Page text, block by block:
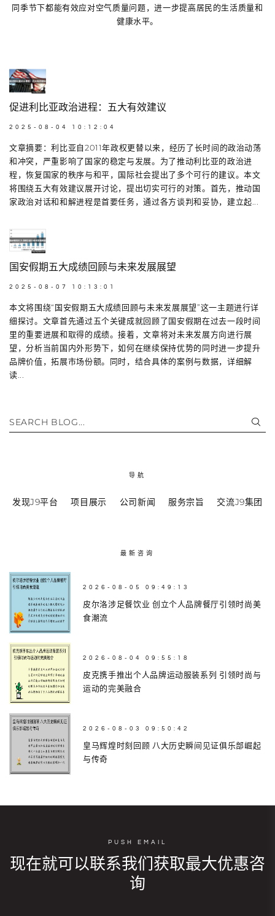
同季节下都能有效应对空气质量问题，进一步提高居民的生活质量和
健康水平。
促进利比亚政治进程：五大有效建议
2025-08-04 10:12:04
文章摘要：利比亚自2011年政权更替以来，经历了长时间的政治动荡
和冲突，严重影响了国家的稳定与发展。为了推动利比亚的政治进
程，恢复国家的秩序与和平，国际社会提出了多个可行的建议。本文
将围绕五大有效建议展开讨论，提出切实可行的对策。首先，推动国
家政治对话和和解进程是首要任务，通过各方谈判和妥协，建立起...
国安假期五大成绩回顾与未来发展展望
2025-08-07 10:13:01
本文将围绕“国安假期五大成绩回顾与未来发展展望”这一主题进行详
细探讨。文章首先通过五个关键成就回顾了国安假期在过去一段时间
里的重要进展和取得的成绩。接着，文章将对未来发展方向进行展
望，分析当前国内外形势下，如何在继续保持优势的同时进一步提升
品牌价值，拓展市场份额。同时，结合具体的案例与数据，详细解
读...
SEARCH BLOG...
导航
发现J9平台 项目展示 公司新闻 服务宗旨 交流J9集团
最新咨询
2026-08-05 09:49:13
皮尔洛涉足餐饮业 创立个人品牌餐厅引领时尚美
食潮流
2026-08-04 09:55:18
皮克携手推出个人品牌运动服装系列 引领时尚与
运动的完美融合
2026-08-03 09:50:42
皇马辉煌时刻回顾 八大历史瞬间见证俱乐部崛起
与传奇
PUSH EMAIL
现在就可以联系我们获取最大优惠咨
询